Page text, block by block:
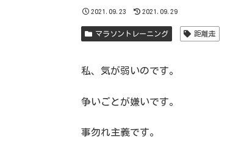
2021.09.23 2021.09.29
マラソントレーニング 距離走
私、気が弱いのです。
争いごとが嫌いです。
事勿れ主義です。